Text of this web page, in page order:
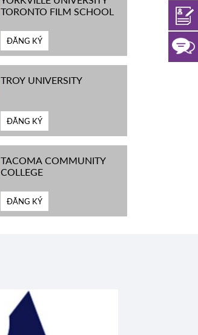
TORONTO FILM SCHOOL
ĐĂNG KÝ
TROY UNIVERSITY
ĐĂNG KÝ
TACOMA COMMUNITY
COLLEGE
ĐĂNG KÝ